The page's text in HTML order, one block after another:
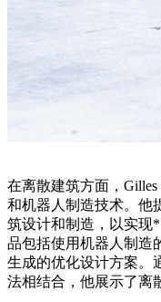
在离散建筑方面，
和机器人制造技术。他
筑设计和制造，以实
品包括使用机器人制造
生成的优化设计方案。
法相结合，他展示了离